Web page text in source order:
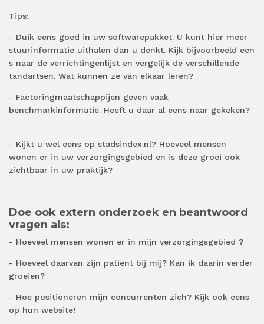
Tips:
- Duik eens goed in uw softwarepakket. U kunt hier meer
stuurinformatie uithalen dan u denkt. Kijk bijvoorbeeld een
s naar de verrichtingenlijst en vergelijk de verschillende
tandartsen. Wat kunnen ze van elkaar leren?
- Factoringmaatschappijen geven vaak
benchmarkinformatie. Heeft u daar al eens naar gekeken?
- Kijkt u wel eens op stadsindex.nl? Hoeveel mensen
wonen er in uw verzorgingsgebied en is deze groei ook
zichtbaar in uw praktijk?
Doe ook extern onderzoek en beantwoord
vragen als:
- Hoeveel mensen wonen er in mijn verzorgingsgebied ?
- Hoeveel daarvan zijn patiënt bij mij? Kan ik daarin verder
groeien?
- Hoe positioneren mijn concurrenten zich? Kijk ook eens
op hun website!